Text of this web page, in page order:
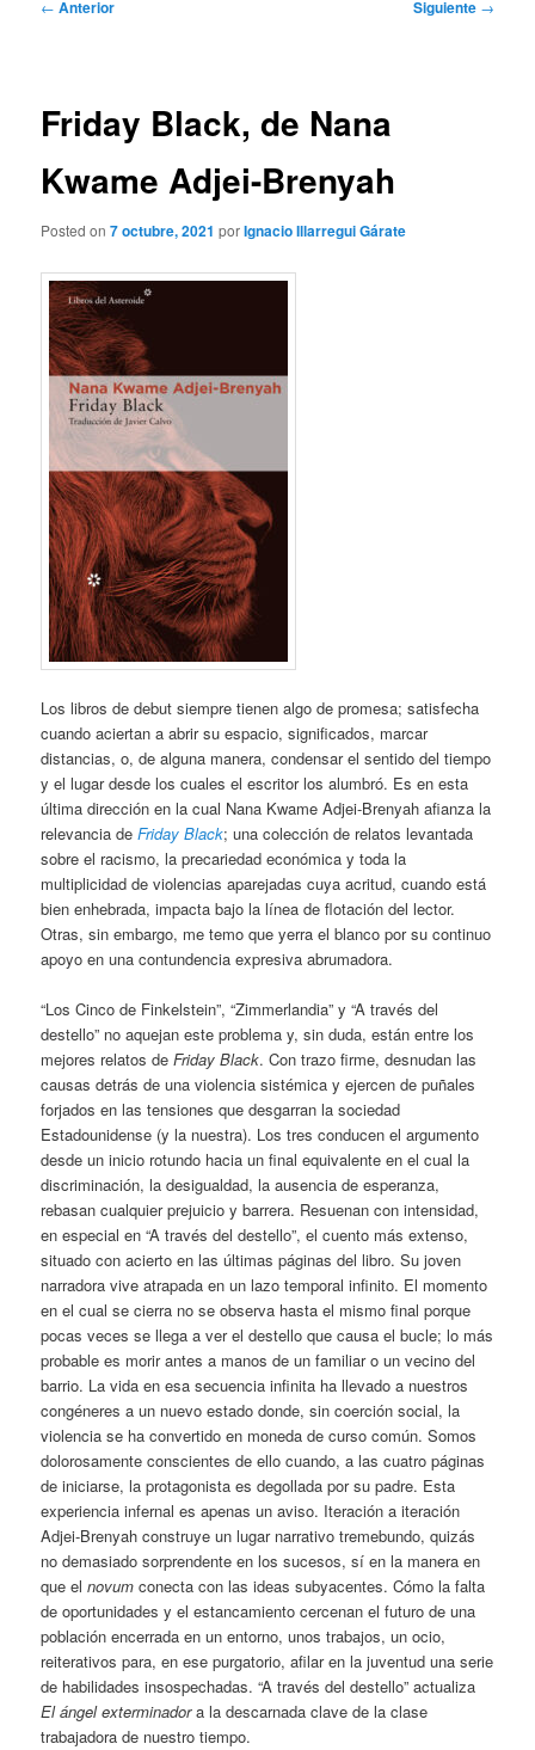
← Anterior Siguiente →
Friday Black, de Nana
Kwame Adjei-Brenyah
Posted on7 octubre, 2021 porIgnacio Illarregui Gárate
Los libros de debut siempre tienen algo de promesa; satisfecha
cuando aciertan a abrir su espacio, significados, marcar
distancias, o, de alguna manera, condensar el sentido del tiempo
y el lugar desde los cuales el escritor los alumbró. Es en esta
última dirección en la cual Nana Kwame Adjei-Brenyah afianza la
relevancia deFriday Black; una colección de relatos levantada
sobre el racismo, la precariedad económica y toda la
multiplicidad de violencias aparejadas cuya acritud, cuando está
bien enhebrada, impacta bajo la línea de flotación del lector.
Otras, sin embargo, me temo que yerra el blanco por su continuo
apoyo en una contundencia expresiva abrumadora.
“Los Cinco de Finkelstein”, “Zimmerlandia” y “A través del
destello” no aquejan este problema y, sin duda, están entre los
mejores relatos deFriday Black. Con trazo firme, desnudan las
causas detrás de una violencia sistémica y ejercen de puñales
forjados en las tensiones que desgarran la sociedad
Estadounidense (y la nuestra). Los tres conducen el argumento
desde un inicio rotundo hacia un final equivalente en el cual la
discriminación, la desigualdad, la ausencia de esperanza,
rebasan cualquier prejuicio y barrera. Resuenan con intensidad,
en especial en “A través del destello”, el cuento más extenso,
situado con acierto en las últimas páginas del libro. Su joven
narradora vive atrapada en un lazo temporal infinito. El momento
en el cual se cierra no se observa hasta el mismo final porque
pocas veces se llega a ver el destello que causa el bucle; lo más
probable es morir antes a manos de un familiar o un vecino del
barrio. La vida en esa secuencia infinita ha llevado a nuestros
congéneres a un nuevo estado donde, sin coerción social, la
violencia se ha convertido en moneda de curso común. Somos
dolorosamente conscientes de ello cuando, a las cuatro páginas
de iniciarse, la protagonista es degollada por su padre. Esta
experiencia infernal es apenas un aviso. Iteración a iteración
Adjei-Brenyah construye un lugar narrativo tremebundo, quizás
no demasiado sorprendente en los sucesos, sí en la manera en
que elnovum conecta con las ideas subyacentes. Cómo la falta
de oportunidades y el estancamiento cercenan el futuro de una
población encerrada en un entorno, unos trabajos, un ocio,
reiterativos para, en ese purgatorio, afilar en la juventud una serie
de habilidades insospechadas. “A través del destello” actualiza
El ángel exterminadora la descarnada clave de la clase
trabajadora de nuestro tiempo.